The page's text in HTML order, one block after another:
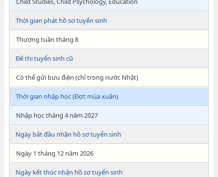
Thời gian phát hồ sơ tuyển sinh
Thượng tuần tháng 8
Đề thi tuyển sinh cũ
Có thể gửi bưu điện (chỉ trong nước Nhật)
Thời gian nhập học (Đợt mùa xuân)
Nhập học tháng 4 năm 2027
Ngày bắt đầu nhận hồ sơ tuyển sinh
Ngày 1 tháng 12 năm 2026
Ngày kết thúc nhận hồ sơ tuyển sinh